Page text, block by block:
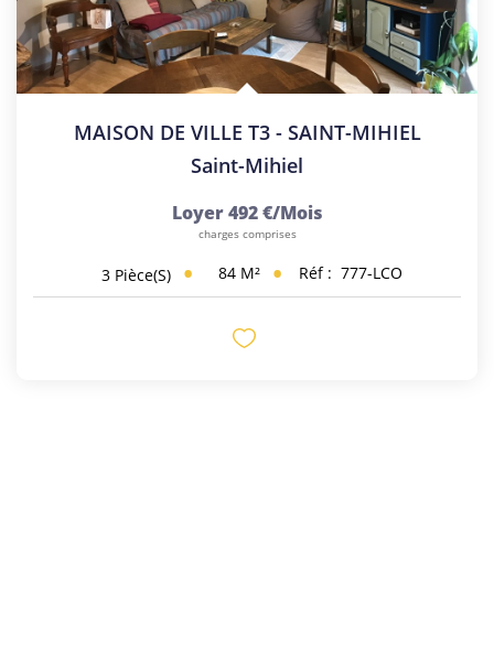
MAISON DE VILLE T3 - SAINT-MIHIEL
Saint-Mihiel
Loyer 492 €/mois
charges comprises
3 Pièce(s) 84 M² Réf : 777-LCO